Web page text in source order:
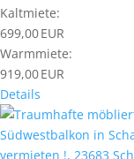
Kaltmiete:
699,00 EUR
Warmmiete:
919,00 EUR
Details